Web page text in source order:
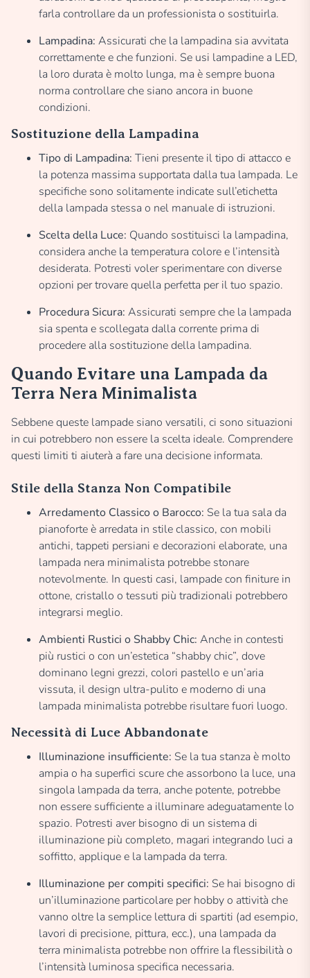
farla controllare da un professionista o sostituirla.
Lampadina: Assicurati che la lampadina sia avvitata
correttamente e che funzioni. Se usi lampadine a LED,
la loro durata è molto lunga, ma è sempre buona
norma controllare che siano ancora in buone
condizioni.
Sostituzione della Lampadina
Tipo di Lampadina: Tieni presente il tipo di attacco e
la potenza massima supportata dalla tua lampada. Le
specifiche sono solitamente indicate sull’etichetta
della lampada stessa o nel manuale di istruzioni.
Scelta della Luce: Quando sostituisci la lampadina,
considera anche la temperatura colore e l’intensità
desiderata. Potresti voler sperimentare con diverse
opzioni per trovare quella perfetta per il tuo spazio.
Procedura Sicura: Assicurati sempre che la lampada
sia spenta e scollegata dalla corrente prima di
procedere alla sostituzione della lampadina.
Quando Evitare una Lampada da
Terra Nera Minimalista
Sebbene queste lampade siano versatili, ci sono situazioni
in cui potrebbero non essere la scelta ideale. Comprendere
questi limiti ti aiuterà a fare una decisione informata.
Stile della Stanza Non Compatibile
Arredamento Classico o Barocco: Se la tua sala da
pianoforte è arredata in stile classico, con mobili
antichi, tappeti persiani e decorazioni elaborate, una
lampada nera minimalista potrebbe stonare
notevolmente. In questi casi, lampade con finiture in
ottone, cristallo o tessuti più tradizionali potrebbero
integrarsi meglio.
Ambienti Rustici o Shabby Chic: Anche in contesti
più rustici o con un’estetica “shabby chic”, dove
dominano legni grezzi, colori pastello e un’aria
vissuta, il design ultra-pulito e moderno di una
lampada minimalista potrebbe risultare fuori luogo.
Necessità di Luce Abbandonate
Illuminazione insufficiente: Se la tua stanza è molto
ampia o ha superfici scure che assorbono la luce, una
singola lampada da terra, anche potente, potrebbe
non essere sufficiente a illuminare adeguatamente lo
spazio. Potresti aver bisogno di un sistema di
illuminazione più completo, magari integrando luci a
soffitto, applique e la lampada da terra.
Illuminazione per compiti specifici: Se hai bisogno di
un’illuminazione particolare per hobby o attività che
vanno oltre la semplice lettura di spartiti (ad esempio,
lavori di precisione, pittura, ecc.), una lampada da
terra minimalista potrebbe non offrire la flessibilità o
l’intensità luminosa specifica necessaria.